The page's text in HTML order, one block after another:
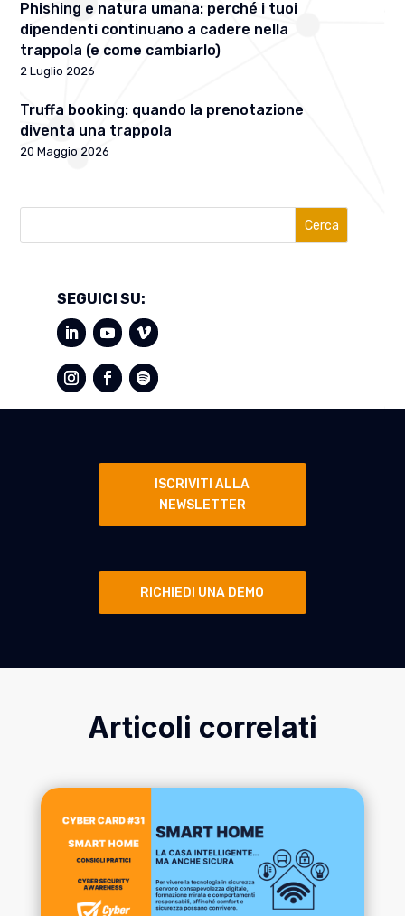
Phishing e natura umana: perché i tuoi
dipendenti continuano a cadere nella
trappola (e come cambiarlo)
2 Luglio 2026
Truffa booking: quando la prenotazione
diventa una trappola
20 Maggio 2026
Cerca
SEGUICI SU:
ISCRIVITI ALLA
NEWSLETTER
RICHIEDI UNA DEMO
Articoli correlati